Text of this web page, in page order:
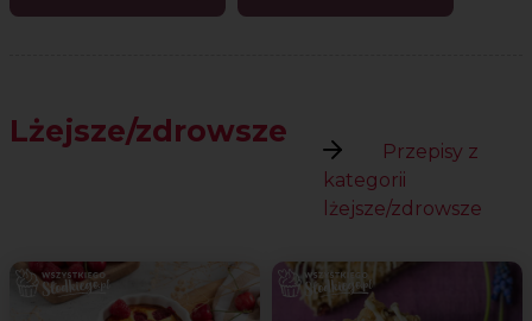
Lżejsze/zdrowsze
Przepisy z
kategorii
lżejsze/zdrowsze